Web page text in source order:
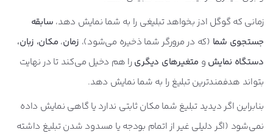
زمانی که گوگل ادز بخواهد تبلیغی را به شما نمایش دهد، سابقه
جستجوی شما (که در مرورگر شما ذخیره می‌شود)، زمان، مکان، زبان،
دستگاه نمایش و متغیرهای دیگریرا هم دخیل می‌کند تا در نهایت
بتواند هدفمندترین تبلیغ را به شما نمایش دهد.
بنابراین اگر دیدید تبلیغ شما مکان ثابتی ندارد یا گاهی نمایش داده
نمی‌شود (اگر دلیلی غیر از اتمام بودجه یا مسدود شدن تبلیغ داشته